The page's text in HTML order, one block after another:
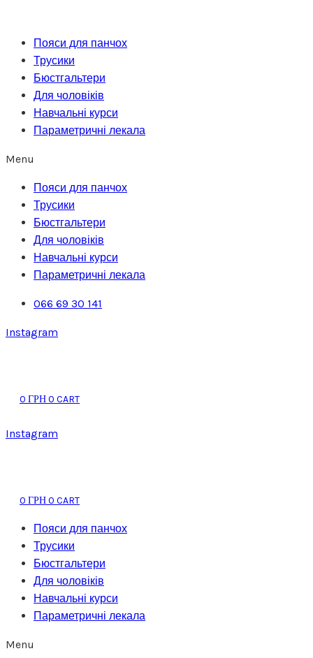
вмістуПояси для панчох
Трусики
Бюстгальтери
Для чоловіків
Навчальні курси
Параметричні лекала
Menu
Пояси для панчох
Трусики
Бюстгальтери
Для чоловіків
Навчальні курси
Параметричні лекала
066 69 30 141
Instagram
0 ГРН 0 CART
Instagram
0 ГРН 0 CART
Пояси для панчох
Трусики
Бюстгальтери
Для чоловіків
Навчальні курси
Параметричні лекала
Menu